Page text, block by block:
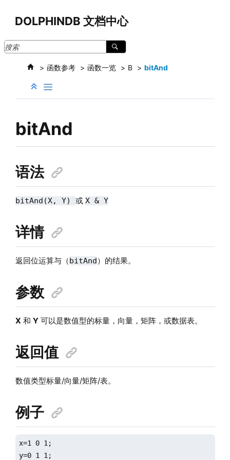
DOLPHINDB 文档中心
函数参考 函数一览 B bitAnd
bitAnd
语法
bitAnd(X, Y) 或 X & Y
详情
返回位运算与（bitAnd）的结果。
参数
X 和 Y可以是数值型的标量，向量，矩阵，或数据表。
返回值
数值类型标量/向量/矩阵/表。
例子
x=1 0 1;
y=0 1 1;